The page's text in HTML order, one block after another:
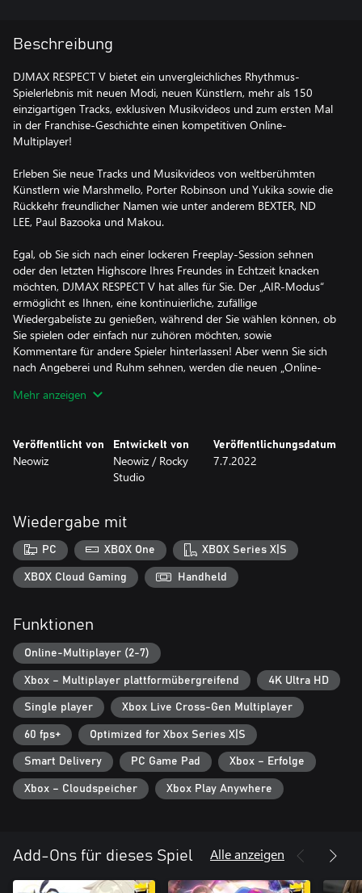
Beschreibung
DJMAX RESPECT V bietet ein unvergleichliches Rhythmus-
Spielerlebnis mit neuen Modi, neuen Künstlern, mehr als 150
einzigartigen Tracks, exklusiven Musikvideos und zum ersten Mal
in der Franchise-Geschichte einen kompetitiven Online-
Multiplayer!
Erleben Sie neue Tracks und Musikvideos von weltberühmten
Künstlern wie Marshmello, Porter Robinson und Yukika sowie die
Rückkehr freundlicher Namen wie unter anderem BEXTER, ND
LEE, Paul Bazooka und Makou.
Egal, ob Sie sich nach einer lockeren Freeplay-Session sehnen
oder den letzten Highscore Ihres Freundes in Echtzeit knacken
möchten, DJMAX RESPECT V hat alles für Sie. Der „AIR-Modus“
ermöglicht es Ihnen, eine kontinuierliche, zufällige
Wiedergabeliste zu genießen, während der Sie wählen können, ob
Sie spielen oder einfach nur zuhören möchten, sowie
Kommentare für andere Spieler hinterlassen! Aber wenn Sie sich
nach Angeberei und Ruhm sehnen, werden die neuen „Online-
Freunde und Rivalen auf der ganzen Welt antreten lassen.
umfangreichen Trackliste, die zahlreiche Genres wie Pop, Rock,
Electronic, Ambient, Jazz und sogar Easy Listening umfasst, lässt
DJMAX RESPECT V keine Wünsche für Rhythmusspieler offen!
Mehr anzeigen
Veröffentlicht von
Neowiz
Entwickelt von
Neowiz / Rocky
Studio
Veröffentlichungsdatum
7.7.2022
Wiedergabe mit
PC XBOX One XBOX Series X|S
XBOX Cloud Gaming Handheld
Funktionen
Online-Multiplayer (2-7)
Xbox – Multiplayer plattformübergreifend 4K Ultra HD
Single player Xbox Live Cross-Gen Multiplayer
60 fps+ Optimized for Xbox Series X|S
Smart Delivery PC Game Pad Xbox – Erfolge
Xbox – Cloudspeicher Xbox Play Anywhere
Add-Ons für dieses Spiel Alle anzeigen